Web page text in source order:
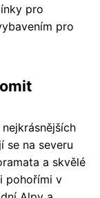
pro
pro
se na severu
a skvělé
pohořími v